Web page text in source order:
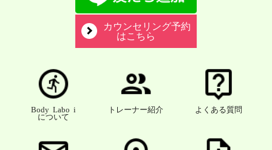
カウンセリング予約
はこちら
Body Labo i
について
トレーナー紹介 よくある質問